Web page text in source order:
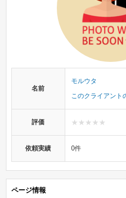
名前
モルウタ
このクライアント
評価
依頼実績 0件
ページ情報